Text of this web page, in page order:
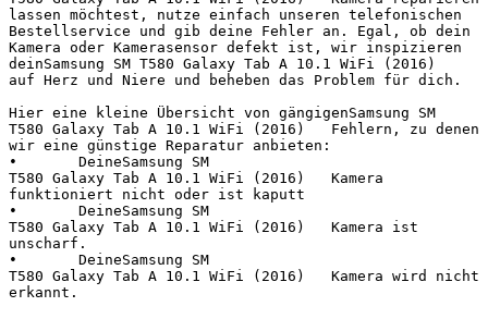
lassen möchtest, nutze einfach unseren telefonischen
Bestellservice und gib deine Fehler an. Egal, ob dein
Kamera oder Kamerasensor defekt ist, wir inspizieren
deinSamsung SM T580 Galaxy Tab A 10.1 WiFi (2016)
auf Herz und Niere und beheben das Problem für dich.
Hier eine kleine Übersicht von gängigenSamsung SM
T580 Galaxy Tab A 10.1 WiFi (2016)   Fehlern, zu denen
wir eine günstige Reparatur anbieten:
•	DeineSamsung SM
T580 Galaxy Tab A 10.1 WiFi (2016)   Kamera
funktioniert nicht oder ist kaputt
•	DeineSamsung SM
T580 Galaxy Tab A 10.1 WiFi (2016)   Kamera ist
unscharf.
•	DeineSamsung SM
T580 Galaxy Tab A 10.1 WiFi (2016)   Kamera wird nicht
erkannt.